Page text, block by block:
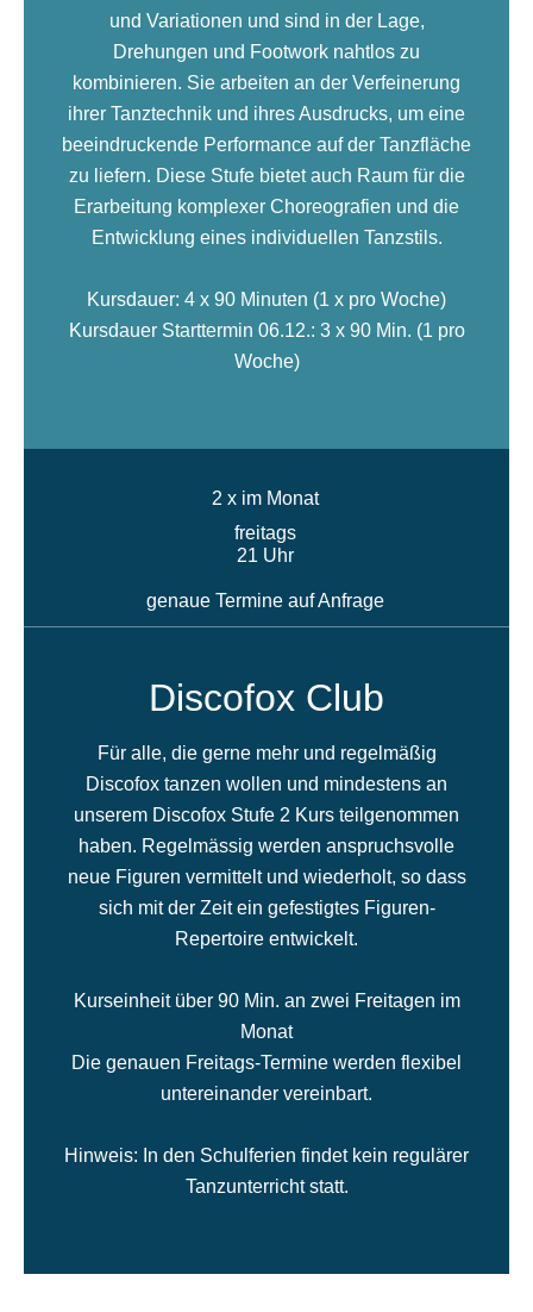
und Variationen und sind in der Lage,
Drehungen und Footwork nahtlos zu
kombinieren. Sie arbeiten an der Verfeinerung
ihrer Tanztechnik und ihres Ausdrucks, um eine
beeindruckende Performance auf der Tanzfläche
zu liefern. Diese Stufe bietet auch Raum für die
Erarbeitung komplexer Choreografien und die
Entwicklung eines individuellen Tanzstils.
Kursdauer: 4 x 90 Minuten (1 x pro Woche)
Kursdauer Starttermin 06.12.: 3 x 90 Min. (1 pro
Woche)
Discofox Club
Für alle, die gerne mehr und regelmäßig
Discofox tanzen wollen und mindestens an
unserem Discofox Stufe 2 Kurs teilgenommen
haben. Regelmässig werden anspruchsvolle
neue Figuren vermittelt und wiederholt, so dass
sich mit der Zeit ein gefestigtes Figuren-
Repertoire entwickelt.
Kurseinheit über 90 Min. an zwei Freitagen im
Monat
Die genauen Freitags-Termine werden flexibel
untereinander vereinbart.
Hinweis: In den Schulferien findet kein regulärer
Tanzunterricht statt.
2 x im Monat
freitags
21 Uhr
genaue Termine auf Anfrage